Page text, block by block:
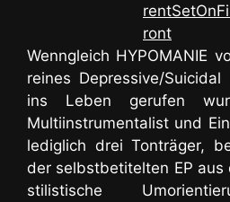
Wenngleich HYPOMANIE
reines Depressive/
ins Leben gerufen
Multiinstrumentalist und
lediglich drei Tonträger,
der selbstbetitelten EP
stilistische